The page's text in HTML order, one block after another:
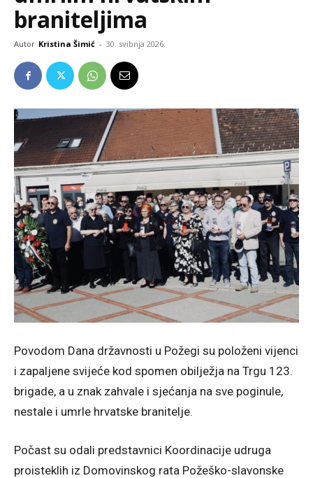
braniteljima
Autor Kristina Šimić - 30. svibnja 2026.
Povodom Dana državnosti u Požegi su položeni vijenci
i zapaljene svijeće kod spomen obilježja na Trgu 123.
brigade, a u znak zahvale i sjećanja na sve poginule,
nestale i umrle hrvatske branitelje.
Počast su odali predstavnici Koordinacije udruga
proisteklih iz Domovinskog rata Požeško-slavonske